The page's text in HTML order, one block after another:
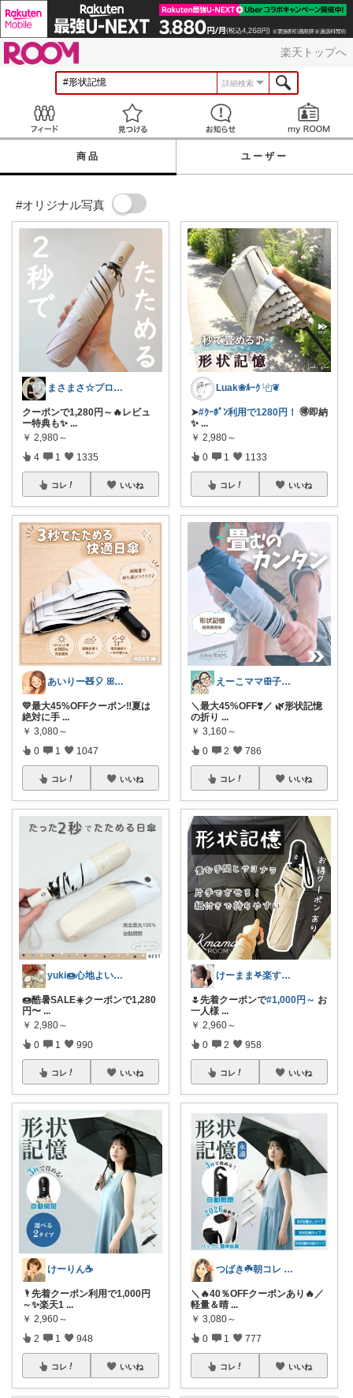
楽天トップへ
詳細検索
見つける お知らせ
商品 ユーザー
#オリジナル写真
まさまさ☆プロフも見てね✨
クーポンで1,280円～🔥レビュ
ー特典も✨ ...
￥ 2,980～
4 1 1335
コレ いいね
あいりー🧸🎈 ꕤ毎日を快適にꕤ
💛最大45%OFFクーポン‼️夏は
絶対に手 ...
￥ 3,080～
0 1 1047
コレ いいね
yuki🍩心地よいものに囲まれて💛
🍩酷暑SALE☀️クーポンで1,280
円〜 ...
￥ 2,980～
0 1 990
コレ いいね
けーりん☕️
🌂先着クーポン利用で1,000円
～✨楽天1 ...
￥ 2,960～
2 1 948
コレ いいね
Luak❀ﾙｰｸ ⿻❦
➤#ｸｰﾎﾟﾝ利用で1280円！ 🉐即納
✨ ...
￥ 2,980～
0 1 1133
コレ いいね
えーこママꕥ子供達と夏を楽しむぞ☀️
＼最大45%OFF❣️／ 🌿形状記憶
の折り ...
￥ 3,160～
0 2 786
コレ いいね
けーまま𖤐楽する家づくり☀︎*.｡
🌷先着クーポンで#1,000円～ お
一人様 ...
￥ 2,960～
0 2 958
コレ いいね
つばき☘️朝コレ 家事・育児・仕事を楽に
＼🔥40％OFFクーポンあり🔥／
軽量＆晴 ...
￥ 3,080～
0 1 777
コレ いいね